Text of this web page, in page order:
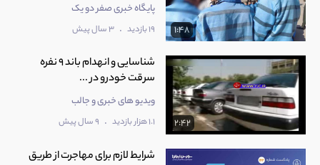
1:48
پایگاه خبری صفر دو یک
19 بازدید . 3 سال پیش
2:42
شناسایی و انهدام باند 9 نفره
سرقت خودرو در ...
ویدیو های خبری و جالب
1.1 هزار بازدید . 9 سال پیش
شرایط لازم برای مهاجرت از طریق